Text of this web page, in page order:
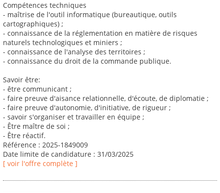
Compétences techniques
- maîtrise de l'outil informatique (bureautique, outils
cartographiques) ;
- connaissance de la réglementation en matière de risques
naturels technologiques et miniers ;
- connaissance de l'analyse des territoires ;
- connaissance du droit de la commande publique.
Savoir être:
- être communicant ;
- faire preuve d'aisance relationnelle, d'écoute, de diplomatie ;
- faire preuve d'autonomie, d'initiative, de rigueur ;
- savoir s'organiser et travailler en équipe ;
- Être maître de soi ;
- Être réactif.
Référence : 2025-1849009
Date limite de candidature : 31/03/2025
[ voir l'offre complète ]